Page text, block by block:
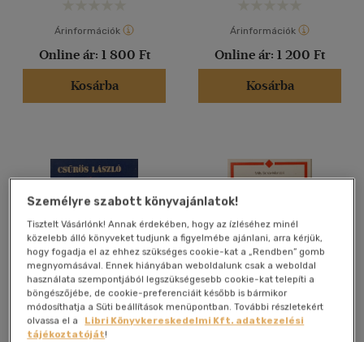
Angol(22)
(3)
Német(8)
Vélemény szerint
(49)
(13)
(4)
(1)
(1)
Árinformációk
Online ár: 1 800 Ft
Kosárba
Árinformációk
Online ár: 1 200 Ft
Kosárba
Betegség terjesztő rovarok Holocaust
Személyre szabott könyvajánlatok!
Tisztelt Vásárlónk! Annak érdekében, hogy az ízléséhez minél
közelebb álló könyveket tudjunk a figyelmébe ajánlani, arra kérjük,
hogy fogadja el az ehhez szükséges cookie-kat a „Rendben” gomb
megnyomásával. Ennek hiányában weboldalunk csak a weboldal
használata szempontjából legszükségesebb cookie-kat telepíti a
böngészőjébe, de cookie-preferenciáit később is bármikor
módosíthatja a Süti beállítások menüpontban. További részletekért
olvassa el a
Libri Könyvkereskedelmi Kft. adatkezelési
tájékoztatóját!